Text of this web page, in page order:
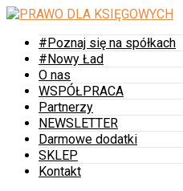
#Poznaj się na spółkach
#Nowy Ład
O nas
WSPÓŁPRACA
Partnerzy
NEWSLETTER
Darmowe dodatki
SKLEP
Kontakt